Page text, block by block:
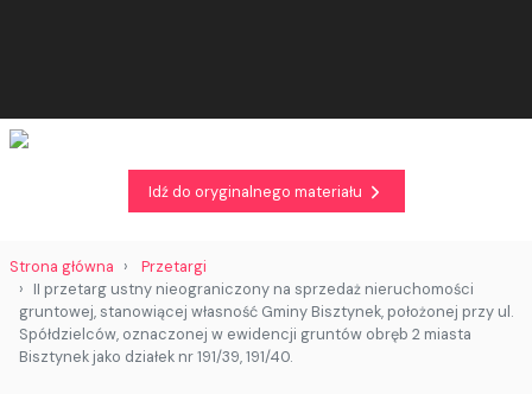
Idź do oryginalnego materiału
Strona główna
Przetargi
II przetarg ustny nieograniczony na sprzedaż nieruchomości
gruntowej, stanowiącej własność Gminy Bisztynek, położonej przy ul.
Spółdzielców, oznaczonej w ewidencji gruntów obręb 2 miasta
Bisztynek jako działek nr 191/39, 191/40.